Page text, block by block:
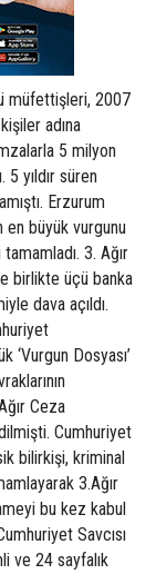
müfettişleri, 2007
adına
5 milyon
5 yıldır süren
Erzurum
en büyük vurgunu
3. Ağır
birlikte üçü banka
dava açıldı.
‘Vurgun Dosyası’
Ceza
Cumhuriyet
bilirkişi, kriminal
3.Ağır
bu kez kabul
Savcısı
ve 24 sayfalık